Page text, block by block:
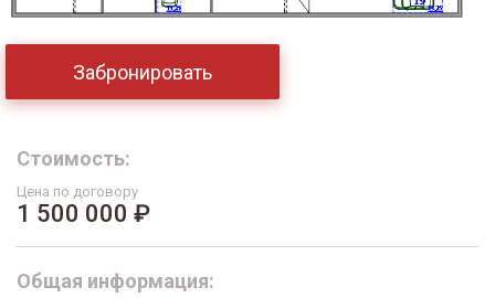
Забронировать
Стоимость:
Цена по договору
1 500 000 ₽
Общая информация: